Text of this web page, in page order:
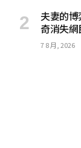
夫妻的
奇消失網
7 8 月, 2026